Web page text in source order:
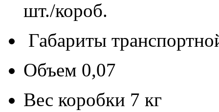
шт./короб.
Габариты
Объем 0,07
Вес коробки 7 кг